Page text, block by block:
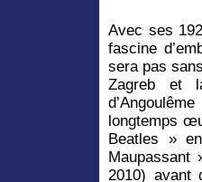
Avec ses
fascine
sera pas
Zagreb et
longtemps
Beatles »
Maupassant
2010) avant